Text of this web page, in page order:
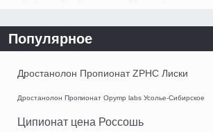
Популярное
Дростанолон Пропионат ZPHC Лиски
Дростанолон Пропионат Opymp labs Усолье-Сибирское
Ципионат цена Россошь